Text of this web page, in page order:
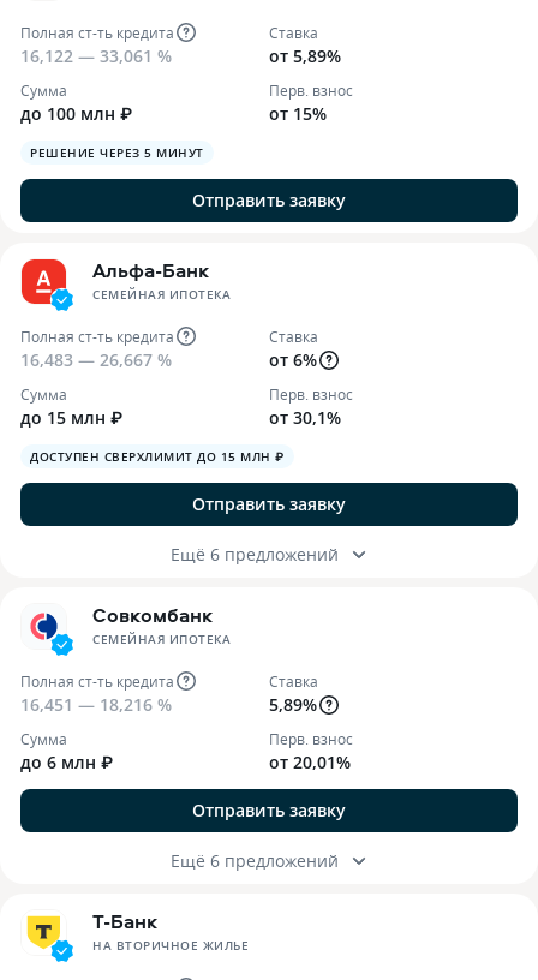
Полная ст-ть кредита
16,122 — 33,061 %
Ставка
от 5,89%
Сумма
до 100 млн ₽
Перв. взнос
от 15%
РЕШЕНИЕ ЧЕРЕЗ 5 МИНУТ
Отправить заявку
Альфа-Банк
СЕМЕЙНАЯ ИПОТЕКА
Полная ст-ть кредита
16,483 — 26,667 %
Ставка
от 6%
Сумма
до 15 млн ₽
Перв. взнос
от 30,1%
ДОСТУПЕН СВЕРХЛИМИТ ДО 15 МЛН ₽
Отправить заявку
Ещё 6 предложений
Совкомбанк
СЕМЕЙНАЯ ИПОТЕКА
Полная ст-ть кредита
16,451 — 18,216 %
Ставка
5,89%
Сумма
до 6 млн ₽
Перв. взнос
от 20,01%
Отправить заявку
Ещё 6 предложений
Т-Банк
НА ВТОРИЧНОЕ ЖИЛЬЕ